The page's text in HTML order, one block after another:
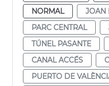
NORMAL
JOAN
PARC CENTRAL
TÚNEL PASANTE
CANAL ACCÉS
PUERTO DE